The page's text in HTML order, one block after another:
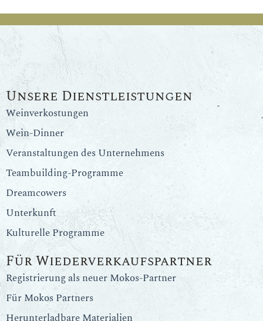
Unsere Dienstleistungen
Weinverkostungen
Wein-Dinner
Veranstaltungen des Unternehmens
Teambuilding-Programme
Dreamcowers
Unterkunft
Kulturelle Programme
Für Wiederverkaufspartner
Registrierung als neuer Mokos-Partner
Für Mokos Partners